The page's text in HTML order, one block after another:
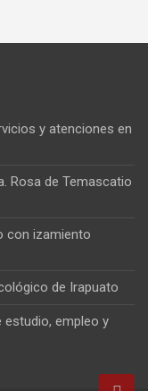
y atenciones en
Rosa de Temascatio
con izamiento
de Irapuato
empleo y